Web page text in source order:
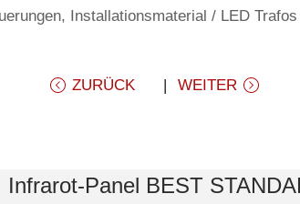
Installationsmaterial / LED Trafos
ZURÜCK WEITER
Infrarot-Panel BEST